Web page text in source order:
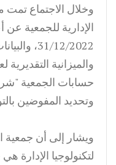
وخلال الاجتماع تمت
الإدارية للجمعية عن
31/12/
حسابات الجمعية
وتحديد المفوضين
ويشار إلى أن جمعية
لتكنولوجيا